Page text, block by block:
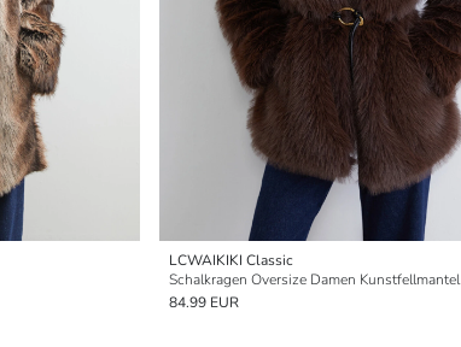
LCWAIKIKI Classic
Schalkragen Oversize Damen Kunstfellmantel
84.99 EUR